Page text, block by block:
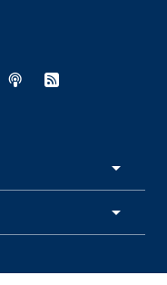
in nuova finestra
in nuova finestra
- Apertura in
esterno - Apertura in
- Sito esterno -
- Sito esterno -
Spreaker - Sito
Feed RSS -